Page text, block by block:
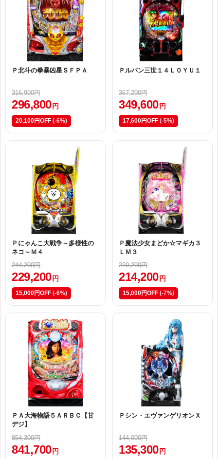
Ｐ北斗の拳暴凶星ＳＦＰＡ
316,900円
296,800 円
20,100円OFF (-6%)
Ｐルパン三世１４Ｌ０ＹＵ１
367,200円
349,600 円
17,600円OFF (-5%)
Ｐにゃんこ大戦争～多様性の
ネコ～Ｍ４
244,200円
229,200 円
15,000円OFF (-6%)
Ｐ魔法少女まどか☆マギカ３
ＬＭ３
229,200円
214,200 円
15,000円OFF (-7%)
ＰＡ大海物語５ＡＲＢＣ【甘
デジ】
854,300円
841,700 円
Ｐシン・エヴァンゲリオンＸ
144,000円
135,300 円